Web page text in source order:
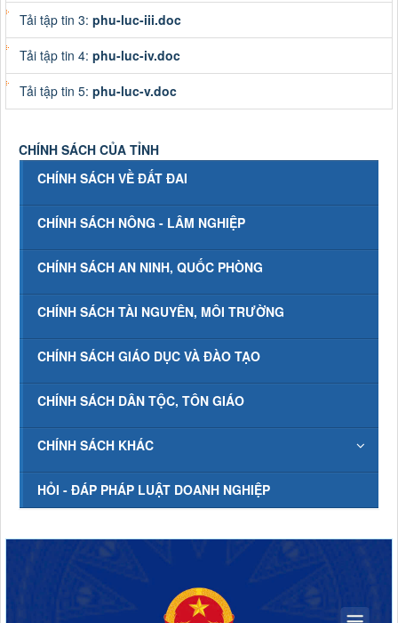
Tải tập tin 3: phu-luc-iii.doc
Tải tập tin 4: phu-luc-iv.doc
Tải tập tin 5: phu-luc-v.doc
CHÍNH SÁCH CỦA TỈNH
CHÍNH SÁCH VỀ ĐẤT ĐAI
CHÍNH SÁCH NÔNG - LÂM NGHIỆP
CHÍNH SÁCH AN NINH, QUỐC PHÒNG
CHÍNH SÁCH TÀI NGUYÊN, MÔI TRƯỜNG
CHÍNH SÁCH GIÁO DỤC VÀ ĐÀO TẠO
CHÍNH SÁCH DÂN TỘC, TÔN GIÁO
CHÍNH SÁCH KHÁC
HỎI - ĐÁP PHÁP LUẬT DOANH NGHIỆP